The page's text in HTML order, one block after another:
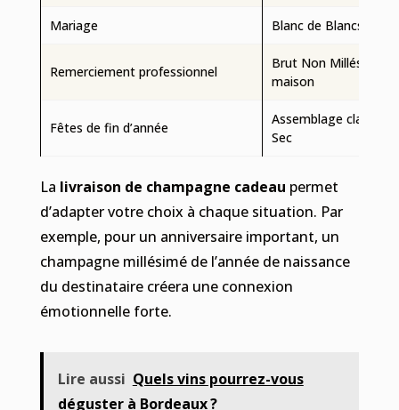
Mariage Blanc de Blancs ou
Remerciement professionnel
Brut Non Millésimé
maison
Fêtes de fin d’année
Assemblage
Sec
La livraison de champagne cadeau permet
d’adapter votre choix à chaque situation. Par
exemple, pour un anniversaire important, un
champagne millésimé de l’année de naissance
du destinataire créera une connexion
émotionnelle forte.
Lire aussi Quels vins pourrez-vous
déguster à Bordeaux ?